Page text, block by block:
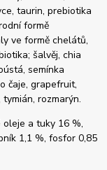
taurin, prebiotika
formě
ve formě chelátů,
šalvěj, chia
semínka
čaje, grapefruit,
rozmarýn.
a tuky 16 %,
1,1 %, fosfor 0,85